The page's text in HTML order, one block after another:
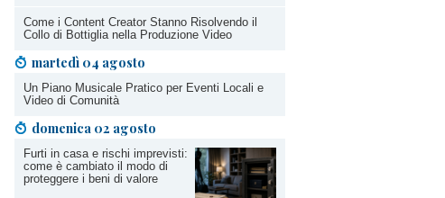
Come i Content Creator Stanno Risolvendo il
Collo di Bottiglia nella Produzione Video
martedì 04 agosto
Un Piano Musicale Pratico per Eventi Locali e
Video di Comunità
domenica 02 agosto
Furti in casa e rischi imprevisti:
come è cambiato il modo di
proteggere i beni di valore